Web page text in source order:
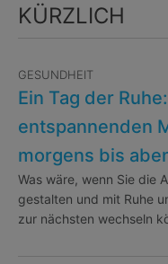
KÜRZLICH
GESUNDHEIT
Ein Tag der
entspannenden
morgens bis
Was wäre, wenn Sie die
gestalten und mit Ruhe
zur nächsten wechseln